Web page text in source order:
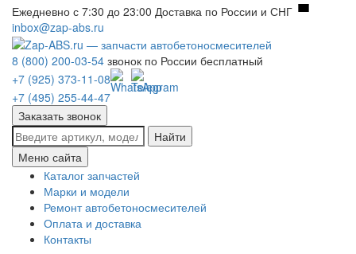
Ежедневно с 7:30 до 23:00 Доставка по России и СНГ
inbox@zap-abs.ru
8 (800) 200-03-54 звонок по России бесплатный
+7 (925) 373-11-08
+7 (495) 255-44-47
Заказать звонок
Найти
Меню сайта
Каталог запчастей
Марки и модели
Ремонт автобетоносмесителей
Оплата и доставка
Контакты